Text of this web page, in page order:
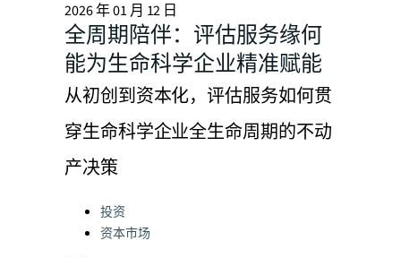
2026 年 01 月 12 日
全周期陪伴：评估服务缘何
能为生命科学企业精准赋能
从初创到资本化，评估服务如何贯
穿生命科学企业全生命周期的不动
产决策
Categories:
投资
资本市场